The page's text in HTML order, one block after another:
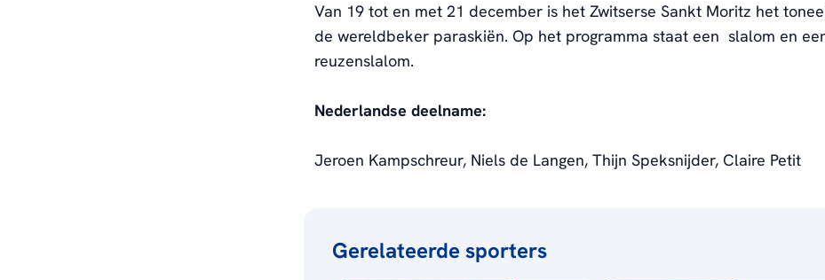
Van 19 tot en met 21 december is het Zwitserse Sankt Moritz het
de wereldbeker paraskiën. Op het programma staat een slalom en
reuzenslalom.
Nederlandse deelname:
Jeroen Kampschreur, Niels de Langen, Thijn Speksnijder, Claire Petit
Gerelateerde sporters